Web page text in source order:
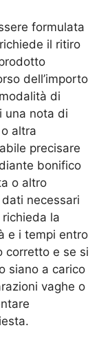
formulata
il ritiro
dell’importo
di
una nota di
altra
precisare
bonifico
o altro
necessari
richieda la
e i tempi entro
corretto e se si
siano a carico
vaghe o